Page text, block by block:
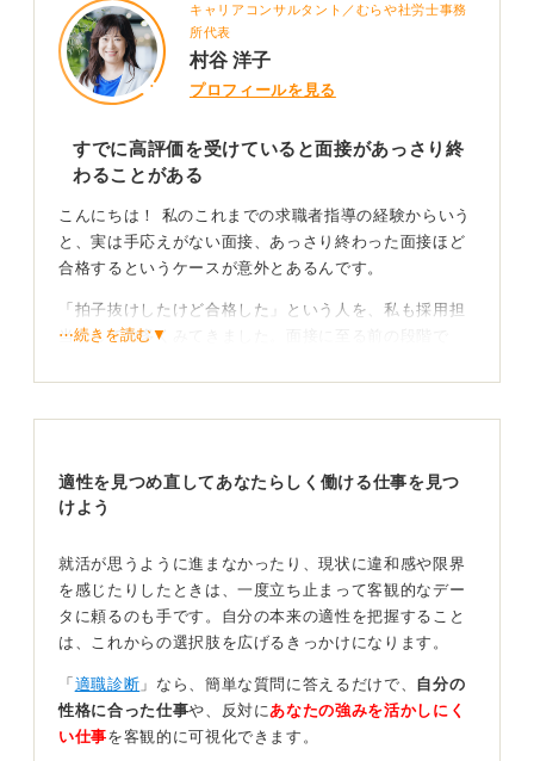
キャリアコンサルタント／むらや社労士事務
所代表
村谷 洋子
プロフィールを見る
すでに高評価を受けていると面接があっさり終
わることがある
こんにちは！ 私のこれまでの求職者指導の経験からいう
と、実は手応えがない面接、あっさり終わった面接ほど
合格するというケースが意外とあるんです。
「拍子抜けしたけど合格した」という人を、私も採用担
当として数多くみてきました。面接に至る前の段階で
接は単なる確認作業だったというケースがあるためで
見抜いてしまいます。「これは本当にこの子の言葉か
な？」と疑問をもった面接官は、応募者の本質を確かめ
テンプレートではなく自分の言葉で魅力を伝えてみ
よう
分の言葉で語れない人」と評価された可能性が高いと考
えます。恋愛と同じで、過去の相手に執着するより新た
なパートナー探しのほうが建設的だと私は思います。
⋯続きを読む▼
適性を見つめ直してあなたらしく働ける仕事を見つ
けよう
就活が思うように進まなかったり、現状に違和感や限界
を感じたりしたときは、一度立ち止まって客観的なデー
タに頼るのも手です。自分の本来の適性を把握すること
は、これからの選択肢を広げるきっかけになります。
「 適職診断 」なら、簡単な質問に答えるだけで、 自分の
性格に合った仕事や、反対に あなたの強みを活かしにく
い仕事を客観的に可視化できます。